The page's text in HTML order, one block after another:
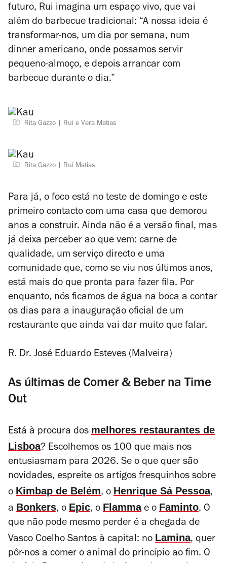
futuro, Rui imagina um espaço vivo, que vai
além do barbecue tradicional: “A nossa ideia é
transformar-nos, um dia por semana, num
dinner americano, onde possamos servir
pequeno-almoço, e depois arrancar com
barbecue durante o dia.”
Rita Gazzo Rui e Vera Matias
Rita Gazzo Rui Matias
Para já, o foco está no teste de domingo e este
primeiro contacto com uma casa que demorou
anos a construir. Ainda não é a versão final, mas
já deixa perceber ao que vem: carne de
qualidade, um serviço directo e uma
comunidade que, como se viu nos últimos anos,
está mais do que pronta para fazer fila. Por
enquanto, nós ficamos de água na boca a contar
os dias para a inauguração oficial de um
restaurante que ainda vai dar muito que falar.
R. Dr. José Eduardo Esteves (Malveira)
As últimas de Comer & Beber na Time
Out
Está à procura dos melhores restaurantes de
Lisboa? Escolhemos os 100 que mais nos
entusiasmam para 2026. Se o que quer são
novidades, espreite os artigos fresquinhos sobre
o Kimbap de Belém, o Henrique Sá Pessoa,
a Bonkers, o Epic, o Flammae o Faminto. O
que não pode mesmo perder é a chegada de
Vasco Coelho Santos à capital: no Lamina, quer
pôr-nos a comer o animal do princípio ao fim. O